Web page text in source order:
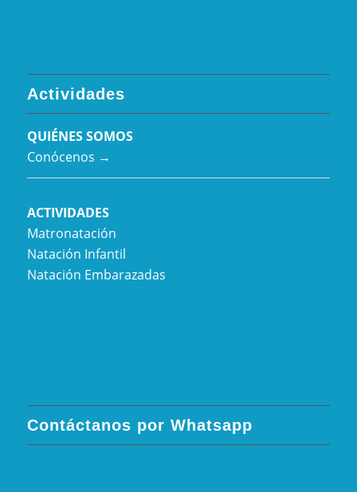
Actividades
QUIÉNES SOMOS
Conócenos →
ACTIVIDADES
Matronatación
Natación Infantil
Natación Embarazadas
Contáctanos por Whatsapp